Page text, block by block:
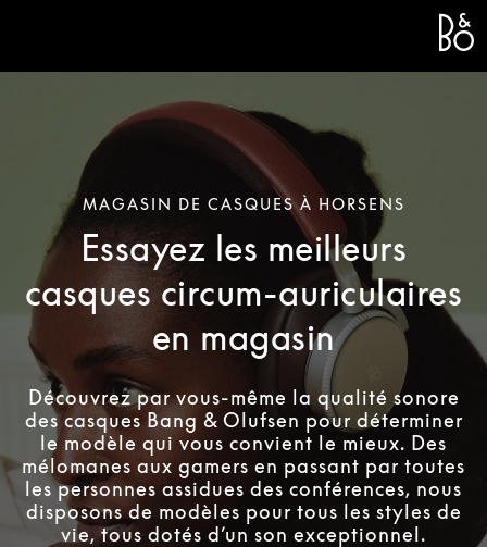
MAGASIN DE CASQUES À HORSENS
Essayez les meilleurs
casques circum-auriculaires
en magasin
Découvrez par vous-même la qualité sonore
des casques Bang & Olufsen pour déterminer
le modèle qui vous convient le mieux. Des
mélomanes aux gamers en passant par toutes
les personnes assidues des conférences, nous
disposons de modèles pour tous les styles de
vie, tous dotés d’un son exceptionnel.